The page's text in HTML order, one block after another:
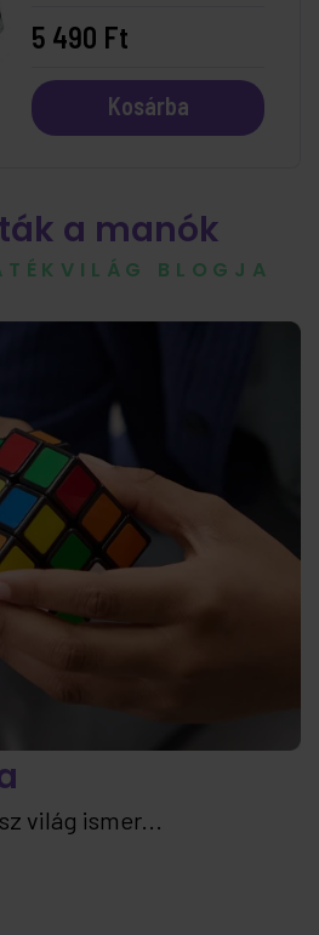
5 490 Ft
Kosárba
a manók
BLOGJA
világ ismer...